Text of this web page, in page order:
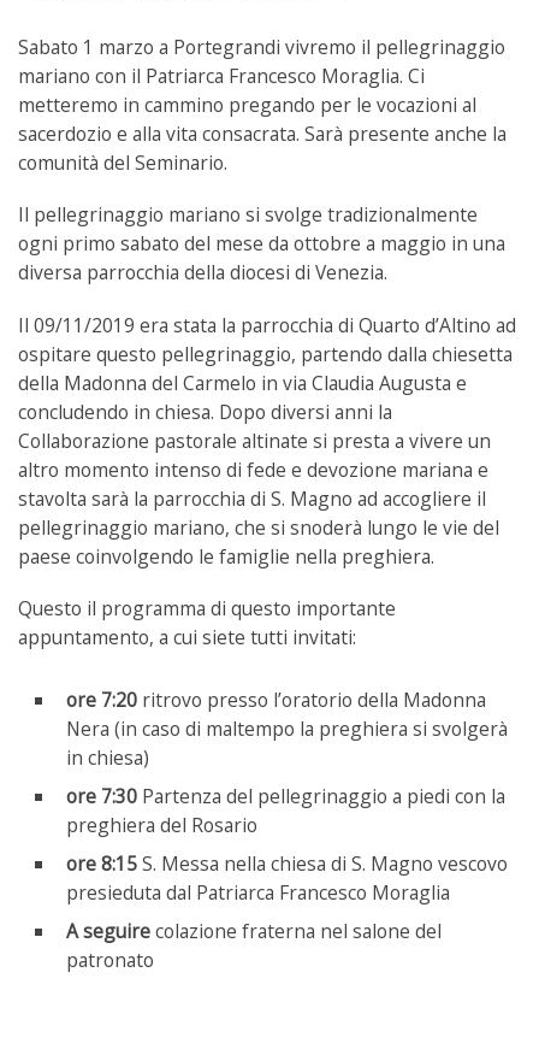
Sabato 1 marzo a Portegrandi vivremo il pellegrinaggio
mariano con il Patriarca Francesco Moraglia. Ci
metteremo in cammino pregando per le vocazioni al
sacerdozio e alla vita consacrata. Sarà presente anche la
comunità del Seminario.
Il pellegrinaggio mariano si svolge tradizionalmente
ogni primo sabato del mese da ottobre a maggio in una
diversa parrocchia della diocesi di Venezia.
Il 09/11/2019 era stata la parrocchia di Quarto d’Altino ad
ospitare questo pellegrinaggio, partendo dalla chiesetta
della Madonna del Carmelo in via Claudia Augusta e
concludendo in chiesa. Dopo diversi anni la
Collaborazione pastorale altinate si presta a vivere un
altro momento intenso di fede e devozione mariana e
stavolta sarà la parrocchia di S. Magno ad accogliere il
pellegrinaggio mariano, che si snoderà lungo le vie del
paese coinvolgendo le famiglie nella preghiera.
Questo il programma di questo importante
appuntamento, a cui siete tutti invitati:
ore 7:20 ritrovo presso l’oratorio della Madonna
Nera (in caso di maltempo la preghiera si svolgerà
in chiesa)
ore 7:30 Partenza del pellegrinaggio a piedi con la
preghiera del Rosario
ore 8:15S. Messa nella chiesa di S. Magno vescovo
presieduta dal Patriarca Francesco Moraglia
A seguirecolazione fraterna nel salone del
patronato